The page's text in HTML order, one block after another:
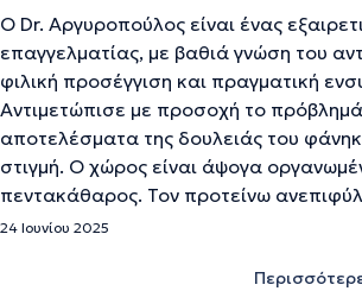
Ο Dr. Αργυροπούλος είναι ένας
επαγγελματίας, με βαθιά γνώση του
φιλική προσέγγιση και πραγματική
Αντιμετώπισε με προσοχή το
αποτελέσματα της δουλειάς του
στιγμή. Ο χώρος είναι άψογα
πεντακάθαρος. Τον προτείνω
24 Ιουνίου 2025